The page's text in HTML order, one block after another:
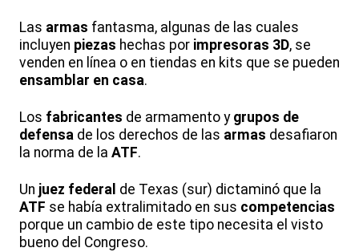
Las armas fantasma, algunas de las cuales
incluyen piezas hechas por impresoras 3D, se
venden en línea o en tiendas en kits que se pueden
ensamblar en casa.
Los fabricantes de armamento y grupos de
defensa de los derechos de las armas desafiaron
la norma de la ATF.
Un juez federal de Texas (sur) dictaminó que la
ATF se había extralimitado en sus competencias
porque un cambio de este tipo necesita el visto
bueno del Congreso.